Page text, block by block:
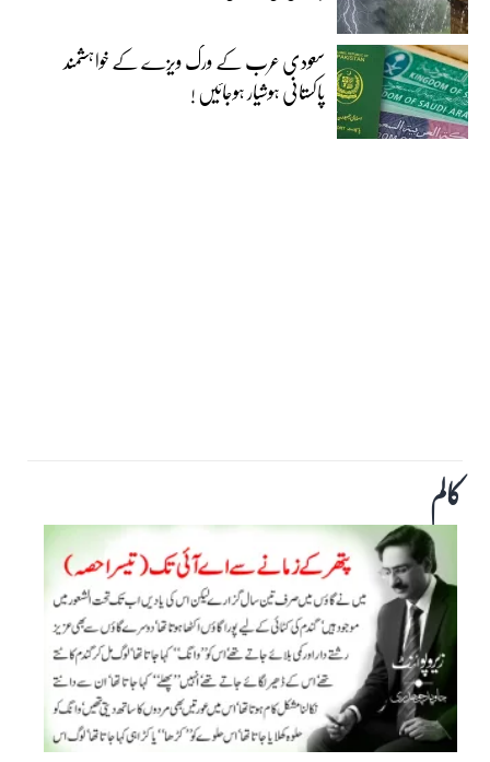
سعودی عرب کے ورک ویزے کے خواہشمند
پاکستانی ہوشیار ہوجائیں !
کالم